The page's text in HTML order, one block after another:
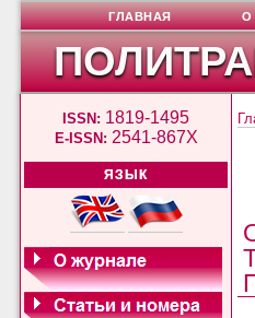
ISSN: 1819-1495
E-ISSN: 2541-867X
ЯЗЫК
ГЛАВНАЯ О